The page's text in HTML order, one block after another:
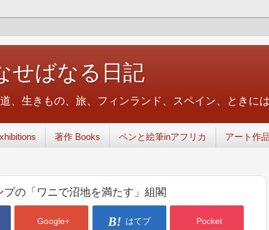
せばなる日記
、生きもの、旅、フィンランド、スペイン、ときに
著作 Books ペンと絵筆inアフリカ アート作
の「ワニで沼地を満たす」組閣
Google+ はてブ Pocket